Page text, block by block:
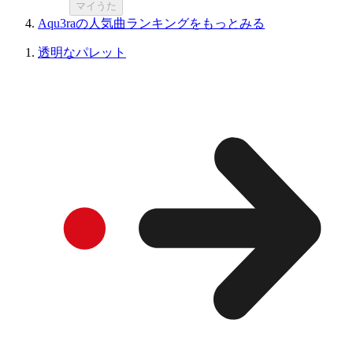
マイうた
Aqu3raの人気曲ランキングをもっとみる
透明なパレット